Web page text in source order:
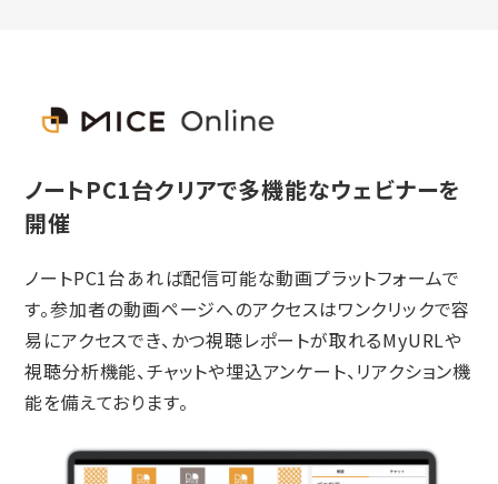
ノートPC1台クリアで多機能なウェビナーを
開催
ノートPC1台あれば配信可能な動画プラットフォームで
す。参加者の動画ページへのアクセスはワンクリックで容
易にアクセスでき、かつ視聴レポートが取れるMyURLや
視聴分析機能、チャットや埋込アンケート、リアクション機
能を備えております。